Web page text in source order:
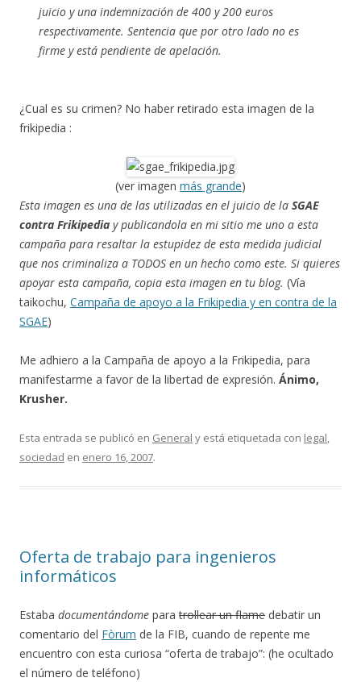
juicio y una indemnización de 400 y 200 euros
respectivamente. Sentencia que por otro lado no es
firme y está pendiente de apelación.
¿Cual es su crimen? No haber retirado esta imagen de la
frikipedia :
(ver imagen más grande)
Esta imagen es una de las utilizadas en el juicio de la SGAE
contra Frikipedia y publicandola en mi sitio me uno a esta
campaña para resaltar la estupidez de esta medida judicial
que nos criminaliza a TODOS en un hecho como este. Si quieres
apoyar esta campaña, copia esta imagen en tu blog. (Vía
taikochu, Campaña de apoyo a la Frikipedia y en contra de la
SGAE)
Me adhiero a la Campaña de apoyo a la Frikipedia, para
manifestarme a favor de la libertad de expresión. Ánimo,
Krusher.
Esta entrada se publicó en General y está etiquetada con legal,
sociedad en enero 16, 2007.
Oferta de trabajo para ingenieros
informáticos
Estaba documentándome paratrollear un flame debatir un
comentario del Fòrum de la FIB, cuando de repente me
encuentro con esta curiosa “oferta de trabajo”: (he ocultado
el número de teléfono)